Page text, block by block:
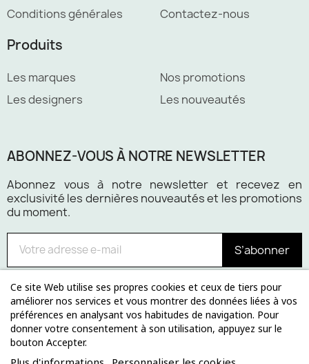
Conditions générales
Contactez-nous
Produits
Les marques
Les designers
Nos promotions
Les nouveautés
ABONNEZ-VOUS À NOTRE NEWSLETTER
Abonnez vous à notre newsletter et recevez en
exclusivité les dernières nouveautés et les promotions
du moment.
S’abonner
Paiement 100% sécurisé
Ce site Web utilise ses propres cookies et ceux de tiers pour
améliorer nos services et vous montrer des données liées à vos
préférences en analysant vos habitudes de navigation. Pour
donner votre consentement à son utilisation, appuyez sur le
bouton Accepter.